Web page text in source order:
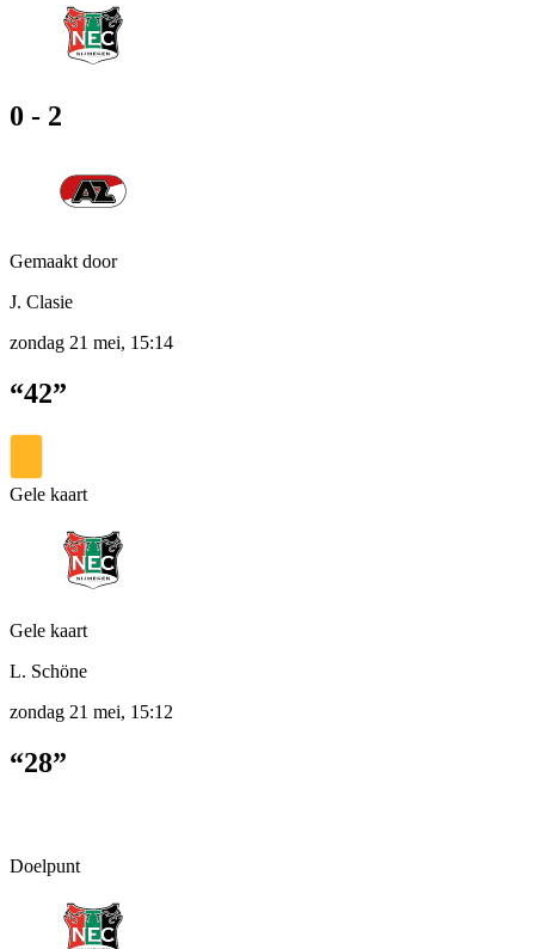
0 - 2
Gemaakt door
J. Clasie
zondag 21 mei, 15:14
“42”
Gele kaart
Gele kaart
L. Schöne
zondag 21 mei, 15:12
“28”
Doelpunt